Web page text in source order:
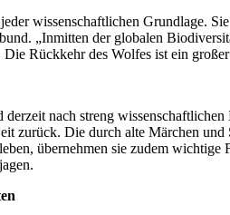
wissenschaftlichen Grundlage.
„Inmitten der globalen
Rückkehr des Wolfes ist ein
nach streng
zurück. Die durch alte Märchen
übernehmen sie zudem